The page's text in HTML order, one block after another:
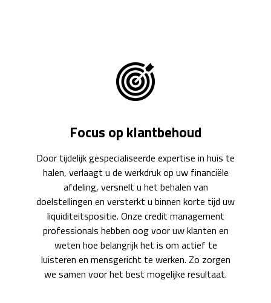
Focus op klantbehoud
Door tijdelijk gespecialiseerde expertise in huis te
halen, verlaagt u de werkdruk op uw financiële
afdeling, versnelt u het behalen van
doelstellingen en versterkt u binnen korte tijd uw
liquiditeitspositie. Onze credit management
professionals hebben oog voor uw klanten en
weten hoe belangrijk het is om actief te
luisteren en mensgericht te werken. Zo zorgen
we samen voor het best mogelijke resultaat.